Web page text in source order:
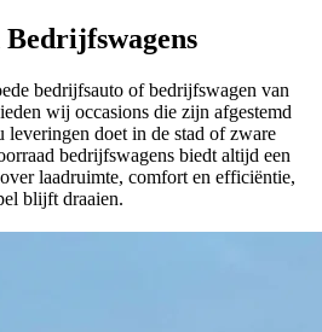
bedrijfsauto of bedrijfswagen van
wij occasions die zijn afgestemd
doet in de stad of zware
bedrijfswagens biedt altijd een
laadruimte, comfort en efficiëntie,
blijft draaien.